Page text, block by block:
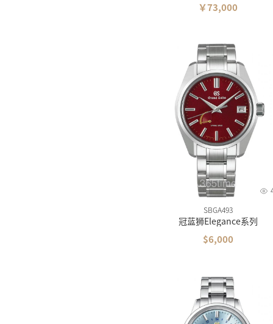
￥73,000
SBGA493
冠蓝狮Elegance系列
$6,000